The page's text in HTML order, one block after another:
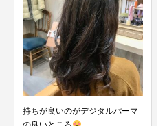
持ちが良いのがデジタルパーマ